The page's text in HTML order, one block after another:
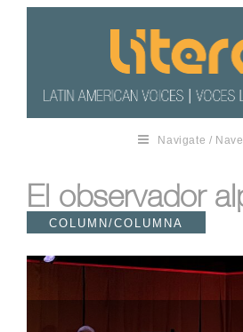
Navigate /
El observador
COLUMN/COLUMNA